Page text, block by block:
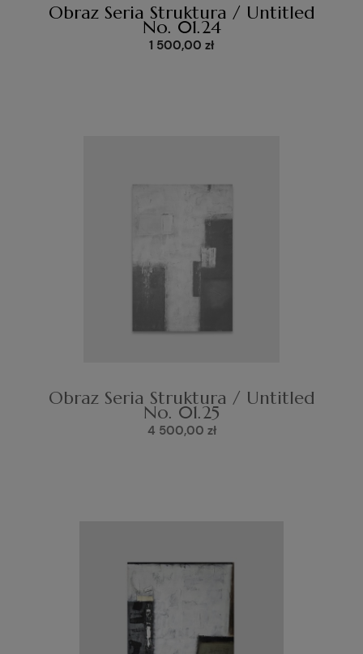
Obraz Seria Struktura / Untitled
No. 01.24
1 500,00 zł
Obraz Seria Struktura / Untitled
No. 01.25
4 500,00 zł